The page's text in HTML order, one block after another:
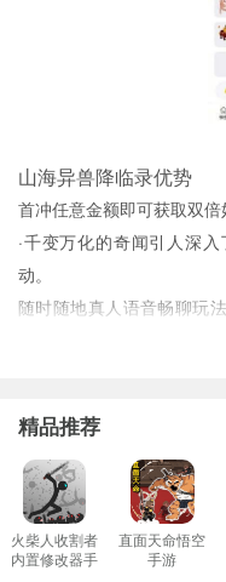
山海异兽降临录优势
首冲任意金额即可获取双
·千变万化的奇闻引人深
动。
随时随地真人语音畅聊玩
尖模式更能一键智能释放
神秘剧情非常多提升方法最
山海异兽降临录游戏规则
裂屏神技：终极必杀技空血
精彩刺激的战斗效果随时
以随意添加好友真正的跨
精品推荐
火柴人收割者
内置修改器手
直面天命悟空
手游